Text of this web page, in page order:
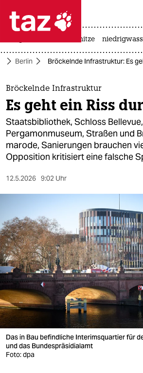
 taz zahl ich
taz zahl ich
themen
politik
öko
gesellschaft
kultur
sport
berlin
nord
wahrheit
verlag
verlag
veranstaltungen
shop
fragen & hilfe
hitze
Berlin Bröckelnde Infrastruktur: Es
Bröckelnde Infrastruktur
Es geht ein Riss
Staatsbibliothek, Schloss Bellevue,
Pergamonmuseum, Straßen und
marode, Sanierungen brauchen
Opposition kritisiert eine falsche
12.5.2026 9:02 Uhr
Das in Bau befindliche Interimsquartier für
und das Bundespräsidialamt
Foto: dpa